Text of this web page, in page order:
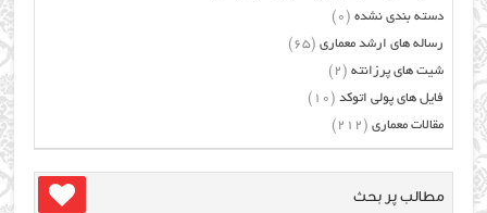
دسته بندی نشده (0)
رساله های ارشد معماری (65)
شیت های پرزانته (2)
فایل های پولی اتوکد (10)
مقالات معماری (212)
مطالب پر بحث